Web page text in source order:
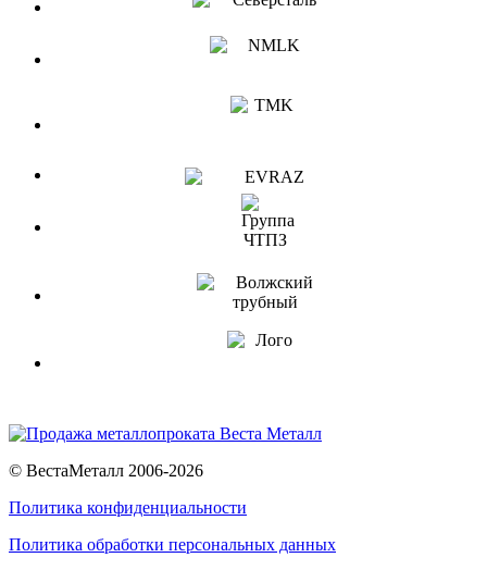
© ВестаМеталл 2006-2026
Политика конфиденциальности
Политика обработки персональных данных